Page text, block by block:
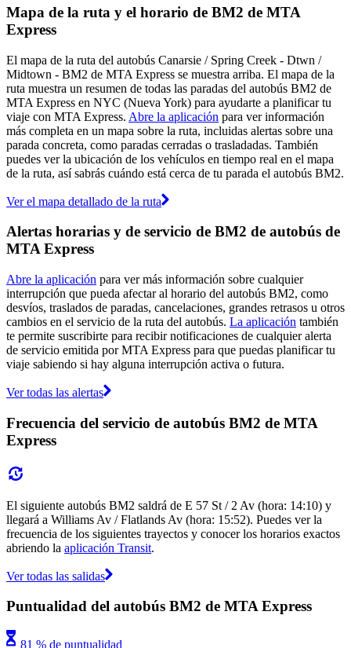
Mapa de la ruta y el horario de BM2 de MTA
Express
El mapa de la ruta del autobús Canarsie / Spring Creek - Dtwn /
Midtown - BM2 de MTA Express se muestra arriba. El mapa de la
ruta muestra un resumen de todas las paradas del autobús BM2 de
MTA Express en NYC (Nueva York) para ayudarte a planificar tu
viaje con MTA Express. Abre la aplicación para ver información
más completa en un mapa sobre la ruta, incluidas alertas sobre una
parada concreta, como paradas cerradas o trasladadas. También
puedes ver la ubicación de los vehículos en tiempo real en el mapa
de la ruta, así sabrás cuándo está cerca de tu parada el autobús BM2.
Ver el mapa detallado de la ruta
Alertas horarias y de servicio de BM2 de autobús de
MTA Express
Abre la aplicación para ver más información sobre cualquier
interrupción que pueda afectar al horario del autobús BM2, como
desvíos, traslados de paradas, cancelaciones, grandes retrasos u otros
cambios en el servicio de la ruta del autobús. La aplicación también
te permite suscribirte para recibir notificaciones de cualquier alerta
de servicio emitida por MTA Express para que puedas planificar tu
viaje sabiendo si hay alguna interrupción activa o futura.
Ver todas las alertas
Frecuencia del servicio de autobús BM2 de MTA
Express
El siguiente autobús BM2 saldrá de E 57 St / 2 Av (hora: 14:10) y
llegará a Williams Av / Flatlands Av (hora: 15:52). Puedes ver la
frecuencia de los siguientes trayectos y conocer los horarios exactos
abriendo la aplicación Transit.
Ver todas las salidas
Puntualidad del autobús BM2 de MTA Express
81 % de puntualidad